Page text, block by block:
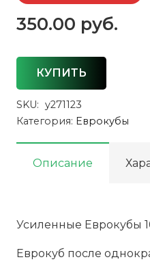
350.00 руб.
КУПИТЬ
SKU: y271123
Категория: Еврокубы
Описание
Усиленные Еврокубы
Еврокуб после